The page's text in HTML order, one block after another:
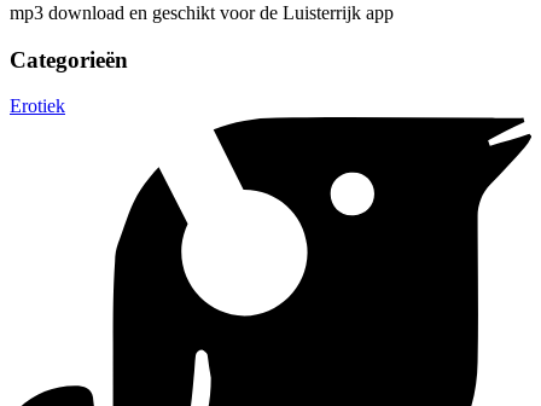
mp3 download en geschikt voor de Luisterrijk app
Categorieën
Erotiek